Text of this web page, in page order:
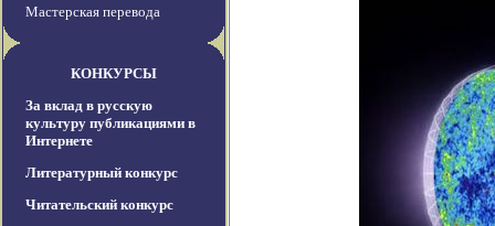
Мастерская перевода
КОНКУРСЫ
За вклад в русскую
культуру публикациями в
Интернете
Литературный конкурс
Читательский конкурс